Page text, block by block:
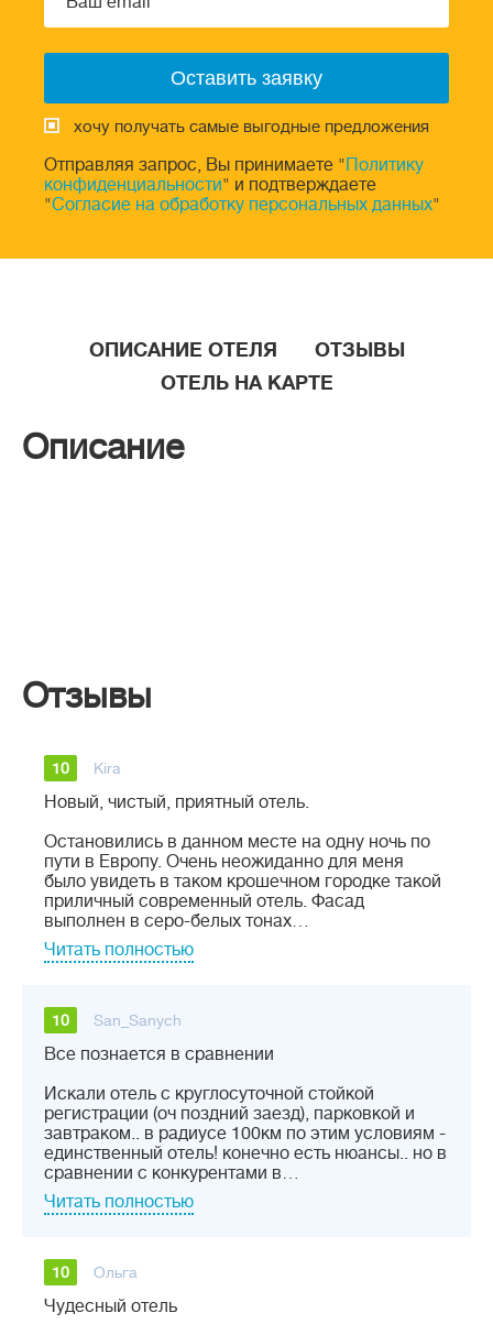
хочу получать самые выгодные предложения
Отправляя запрос, Вы принимаете "Политику
конфиденциальности" и подтверждаете
"Согласие на обработку персональных данных"
ОПИСАНИЕ ОТЕЛЯ
ОТЗЫВЫ
ОТЕЛЬ НА КАРТЕ
Описание
Отзывы
10 Kira
Новый, чистый, приятный отель.
Остановились в данном месте на одну ночь по
пути в Европу. Очень неожиданно для меня
было увидеть в таком крошечном городке такой
приличный современный отель. Фасад
выполнен в серо-белых тонах…
Читать полностью
10 San_Sanych
Все познается в сравнении
Искали отель с круглосуточной стойкой
регистрации (оч поздний заезд), парковкой и
завтраком.. в радиусе 100км по этим условиям -
единственный отель! конечно есть нюансы.. но в
сравнении с конкурентами в…
Читать полностью
10 Ольга
Чудесный отель